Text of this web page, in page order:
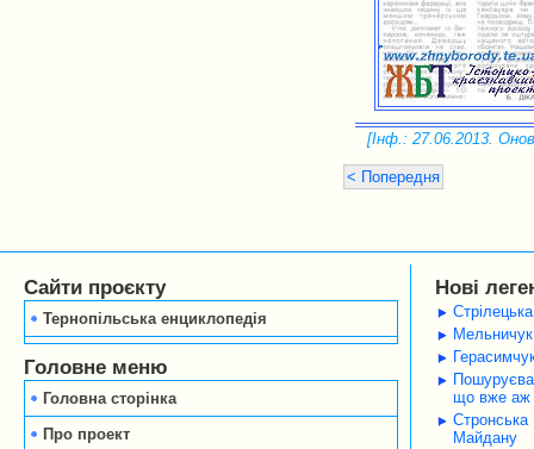
[Інф.: 27.06.2013.
< Попередня
Сайти проєкту
Тернопільська енциклопедія
Головне меню
Головна сторінка
Про проект
Нові
Мельничук
що вже аж
Стронська
Майдану